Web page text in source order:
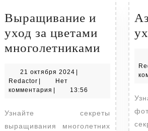
Выращивание и
уход за цветами
многолетниками
уход
цветами
21 октября 202421
2024
|
RedactorRedactor
|
Нет
комментария | 13:56
Узнайте секреты
выращивания многолетних
Узнайте все об азалии: